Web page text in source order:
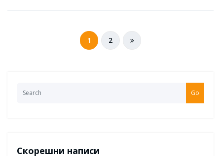
1 2
Go
Скорешни написи